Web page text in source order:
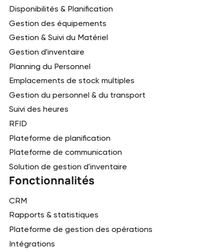
Disponibilités & Planification
Gestion des équipements
Gestion & Suivi du Matériel
Gestion d'inventaire
Planning du Personnel
Emplacements de stock multiples
Gestion du personnel & du transport
Suivi des heures
RFID
Plateforme de planification
Plateforme de communication
Solution de gestion d'inventaire
Fonctionnalités
CRM
Rapports & statistiques
Plateforme de gestion des opérations
Intégrations